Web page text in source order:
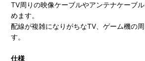
TV周りの映像ケーブルやアンテナケーブ
めます。
配線が複雑になりがちなTV、ゲーム機の
す。
仕様